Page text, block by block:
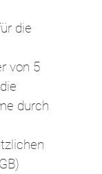
die
von 5
durch